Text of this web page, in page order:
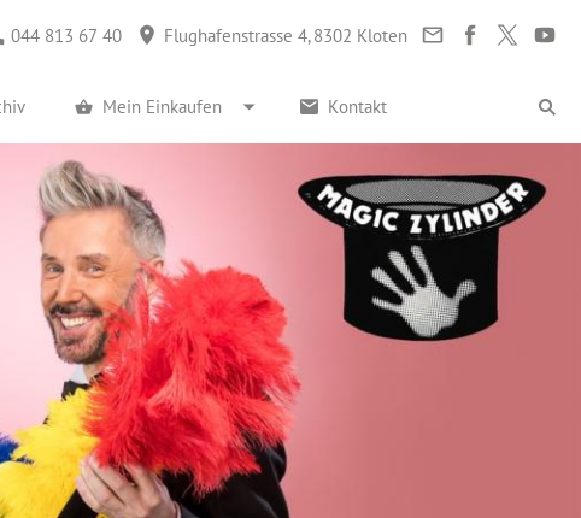
044 813 67 40 Flughafenstrasse 4, 8302 Kloten
Mein Einkaufen Kontakt